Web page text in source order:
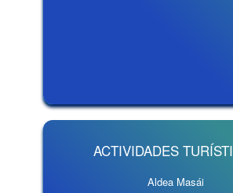
ACTIVIDADES
Aldea Masái